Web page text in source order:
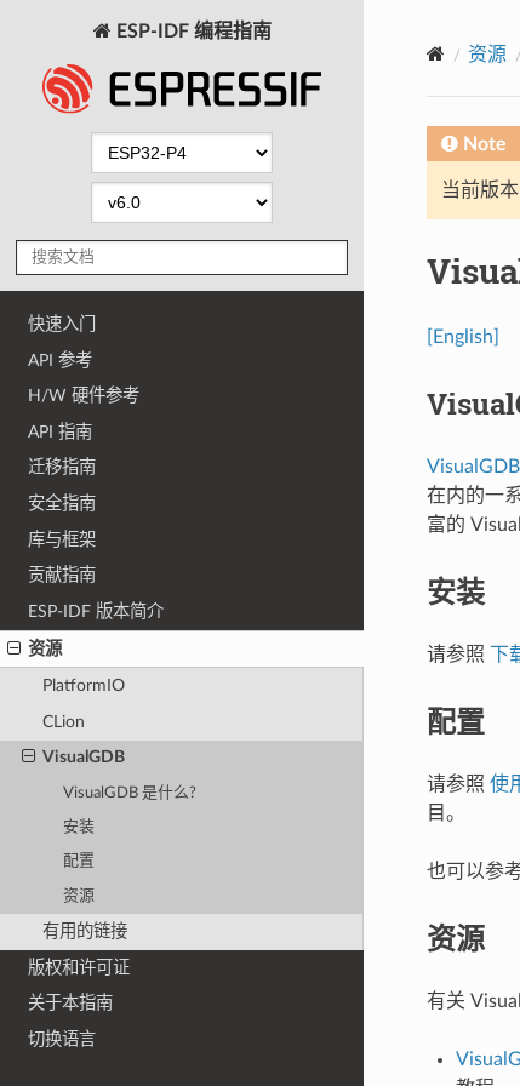
ESP-IDF 编程指南
快速入门
API 参考
H/W 硬件参考
API 指南
迁移指南
安全指南
库与框架
贡献指南
ESP-IDF 版本简介
资源
PlatformIO
CLion
VisualGDB
VisualGDB 是什么?
安装
配置
资源
有用的链接
版权和许可证
关于本指南
切换语言
资源
Note
当前版
[English]
VisualGDB
在内的一
富的
安装
请参照
配置
请参照 使
目。
也可以参
资源
有关